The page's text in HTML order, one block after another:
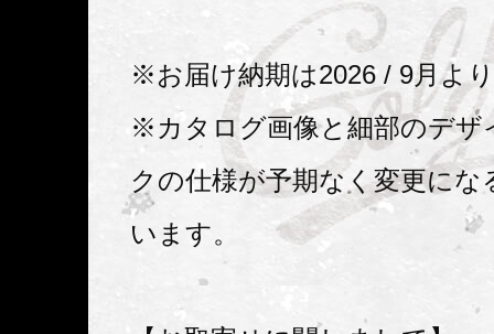
※お届け納期は2026 / 9月よ
※カタログ画像と細部のデザ
クの仕様が予期なく変更にな
います。